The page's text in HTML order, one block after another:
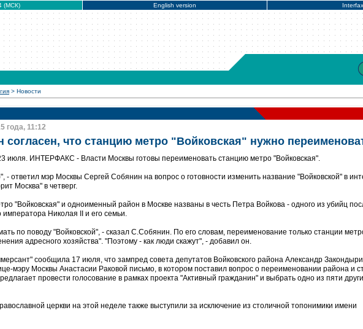
(МСК) English version
> Новости
года, 11:12
согласен, что станцию метро "Войковская" нужно
июля. ИНТЕРФАКС - Власти Москвы готовы переименовать станцию метро "Войковская".
- ответил мэр Москвы Сергей Собянин на вопрос о готовности изменить название "Войковской" в
Москва" в четверг.
"Войковская" и одноименный район в Москве названы в честь Петра Войкова - одного из убийц
императора Николая II и его семьи.
по поводу "Войковской", - сказал С.Собянин. По его словам, переименование только станции
адресного хозяйства". "Поэтому - как люди скажут", - добавил он.
сообщила 17 июля, что зампред совета депутатов Войковского района Александр
мэру Москвы Анастасии Раковой письмо, в котором поставил вопрос о переименовании района и
провести голосование в рамках проекта "Активный гражданин" и выбрать одно из пяти
церкви на этой неделе также выступили за исключение из столичной топонимики имени